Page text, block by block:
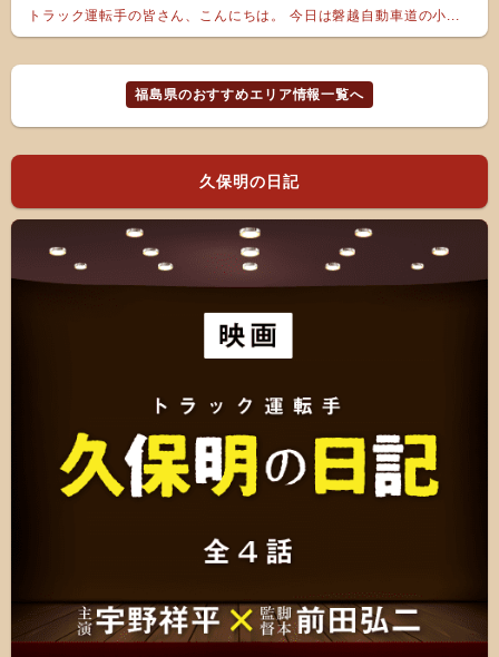
トラック運転手の皆さん、こんにちは。 今日は磐越自動車道の小...
福島県のおすすめエリア情報一覧へ
久保明の日記